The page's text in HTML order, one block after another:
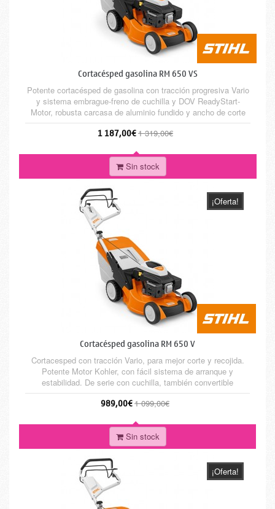
Cortacésped gasolina RM 650 VS
Potente cortacésped de gasolina con tracción progresiva Vario
y sistema embrague-freno de cuchilla y DOV ReadyStart-
Motor, robusta carcasa de aluminio fundido y ancho de corte
de 53 cm. Para personas que sólo se conforman con lo mejor
a la hora de cortar grandes superficies de césped.
1 187,00€1 319,00€
Sin stock
¡Oferta!
Cortacésped gasolina RM 650 V
Cortacesped con tracción Vario, para mejor corte y recojida.
Potente Motor Kohler, con fácil sistema de arranque y
estabilidad. De serie con cuchilla, también convertible
fácilmente para mulching.
989,00€1 099,00€
Sin stock
¡Oferta!